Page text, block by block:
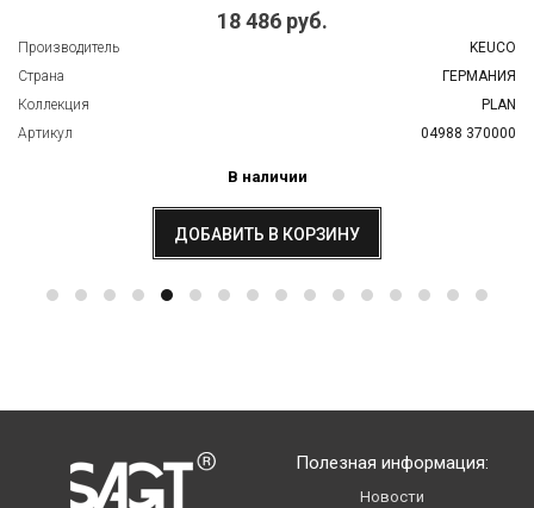
18 486 руб.
Производитель
KEUCO
Страна
ГЕРМАНИЯ
Коллекция
PLAN
Артикул
04988 370000
В наличии
ДОБАВИТЬ В КОРЗИНУ
Полезная информация:
Новости